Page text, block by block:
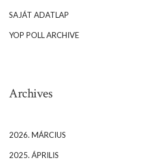
SAJÁT ADATLAP
YOP POLL ARCHIVE
Archives
2026. MÁRCIUS
2025. ÁPRILIS